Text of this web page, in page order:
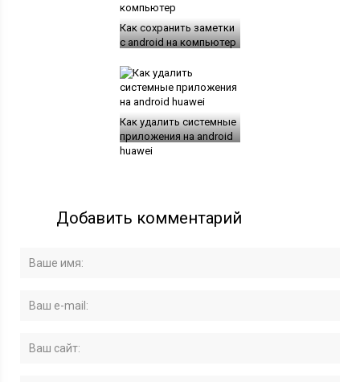
Как сохранить заметки
с android на компьютер
Как удалить системные
приложения на android
huawei
Добавить комментарий